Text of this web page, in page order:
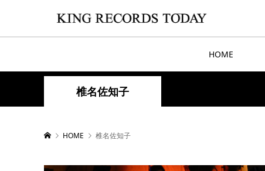
HOME
椎名佐知子
HOME 椎名佐知子